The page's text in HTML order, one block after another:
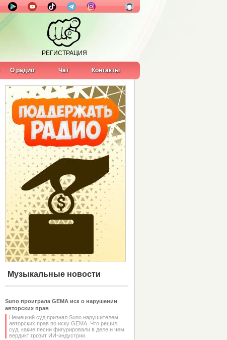
РЕГИСТРАЦИЯ
О радио Чат Контакты
Музыкальные новости
Suno проиграла GEMA иск о нарушении
авторских прав
Немецкий суд признал Suno нарушителем
авторских прав по иску GEMA. Что решил
суд, какие песни фигурировали в деле и чем
вердикт грозит ИИ-индустрии.